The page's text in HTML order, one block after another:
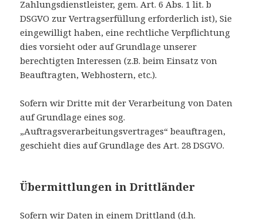
Zahlungsdienstleister, gem. Art. 6 Abs. 1 lit. b
DSGVO zur Vertragserfüllung erforderlich ist), Sie
eingewilligt haben, eine rechtliche Verpflichtung
dies vorsieht oder auf Grundlage unserer
berechtigten Interessen (z.B. beim Einsatz von
Beauftragten, Webhostern, etc.).
Sofern wir Dritte mit der Verarbeitung von Daten
auf Grundlage eines sog.
„Auftragsverarbeitungsvertrages“ beauftragen,
geschieht dies auf Grundlage des Art. 28 DSGVO.
Übermittlungen in Drittländer
Sofern wir Daten in einem Drittland (d.h.